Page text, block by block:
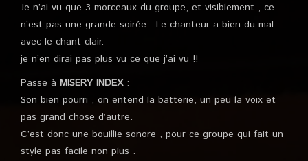
Je n’ai vu que 3 morceaux du groupe, et visiblement , ce
n’est pas une grande soirée . Le chanteur a bien du mal
avec le chant clair.
je n’en dirai pas plus vu ce que j’ai vu !!
Passe à MISERY INDEX:
Son bien pourri , on entend la batterie, un peu la voix et
pas grand chose d’autre.
C’est donc une bouillie sonore , pour ce groupe qui fait un
style pas facile non plus .